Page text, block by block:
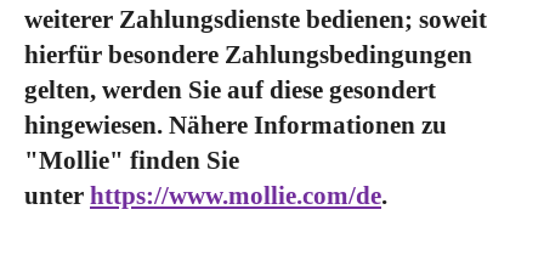
weiterer Zahlungsdienste bedienen; soweit
hierfür besondere Zahlungsbedingungen
gelten, werden Sie auf diese gesondert
hingewiesen. Nähere Informationen zu
"Mollie" finden Sie
unter https://www.mollie.com/de.